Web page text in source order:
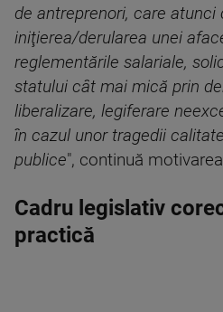
de antreprenori, care atunci
iniţierea/derularea unei
reglementările salariale,
statului cât mai mică prin
liberalizare, legiferare
în cazul unor tragedii
publice", continuă
Cadru legislativ
practică